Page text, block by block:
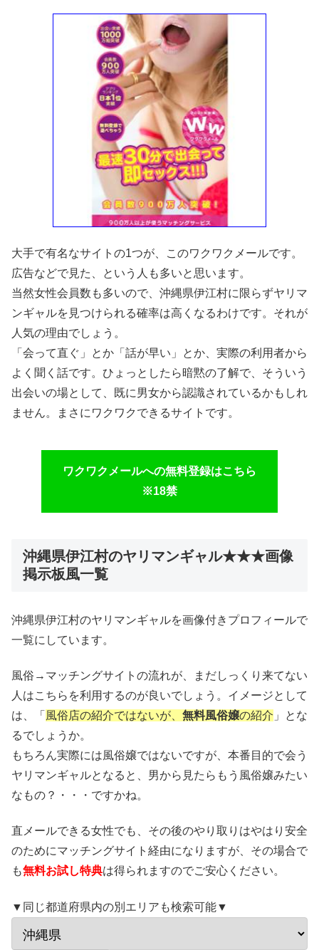
大手で有名なサイトの1つが、このワクワクメールです。
広告などで見た、という人も多いと思います。
当然女性会員数も多いので、沖縄県伊江村に限らずヤリマ
ンギャルを見つけられる確率は高くなるわけです。それが
人気の理由でしょう。
「会って直ぐ」とか「話が早い」とか、実際の利用者から
よく聞く話です。ひょっとしたら暗黙の了解で、そういう
出会いの場として、既に男女から認識されているかもしれ
ません。まさにワクワクできるサイトです。
ワクワクメールへの無料登録はこちら
※18禁
沖縄県伊江村のヤリマンギャル★★★画像
掲示板風一覧
沖縄県伊江村のヤリマンギャルを画像付きプロフィールで
一覧にしています。
風俗→マッチングサイトの流れが、まだしっくり来てない
人はこちらを利用するのが良いでしょう。イメージとして
は、「 風俗店の紹介ではないが、 無料風俗嬢の紹介 」とな
るでしょうか。
もちろん実際には風俗嬢ではないですが、本番目的で会う
ヤリマンギャルとなると、男から見たらもう風俗嬢みたい
なもの？・・・ですかね。
直メールできる女性でも、その後のやり取りはやはり安全
のためにマッチングサイト経由になりますが、その場合で
も無料お試し特典は得られますのでご安心ください。
▼同じ都道府県内の別エリアも検索可能▼